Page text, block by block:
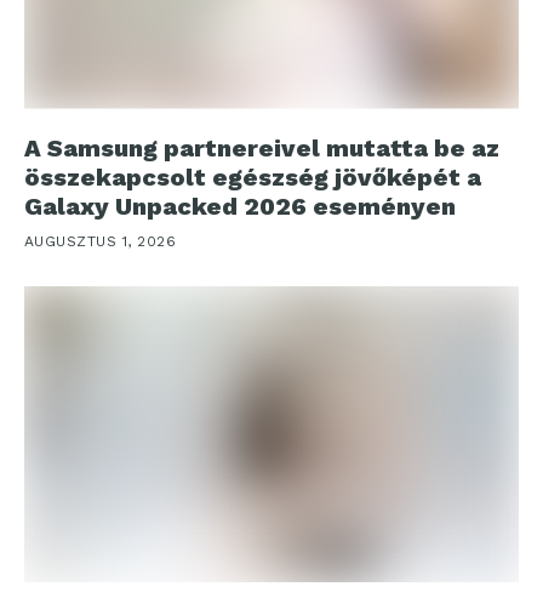
A Samsung partnereivel mutatta be az
összekapcsolt egészség jövőképét a
Galaxy Unpacked 2026 eseményen
AUGUSZTUS 1, 2026